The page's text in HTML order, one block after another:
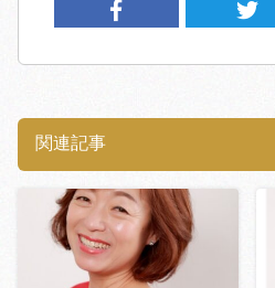
関連記事